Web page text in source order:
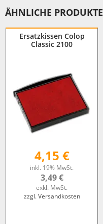
ÄHNLICHE PRODUKTE
Ersatzkissen Colop
Classic 2100
4,15 €
inkl. 19% MwSt.
3,49 €
exkl. MwSt.
zzgl. Versandkosten